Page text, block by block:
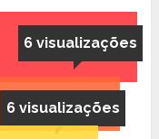
6 visualizações
6 visualizações